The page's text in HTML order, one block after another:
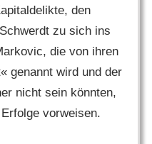
den
zu sich ins
die von ihren
genannt wird und der
nicht sein könnten,
vorweisen.